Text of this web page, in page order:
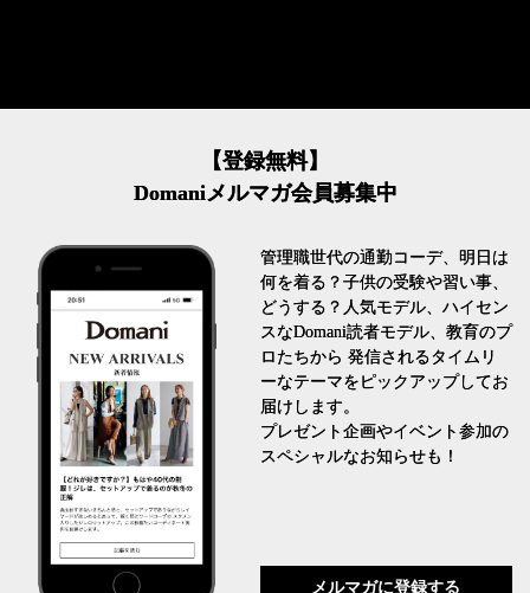
【登録無料】
Domaniメルマガ会員募集中
管理職世代の通勤コーデ、明日は
何を着る？子供の受験や習い事、
どうする？人気モデル、ハイセン
スなDomani読者モデル、教育のプ
ロたちから 発信されるタイムリ
ーなテーマをピックアップしてお
届けします。
プレゼント企画やイベント参加の
スペシャルなお知らせも！
メルマガに登録する